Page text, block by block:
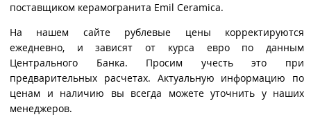
поставщиком керамогранита Emil Ceramica.
На нашем сайте рублевые цены корректируются
ежедневно, и зависят от курса евро по данным
Центрального Банка. Просим учесть это при
предварительных расчетах. Актуальную информацию по
ценам и наличию вы всегда можете уточнить у наших
менеджеров.